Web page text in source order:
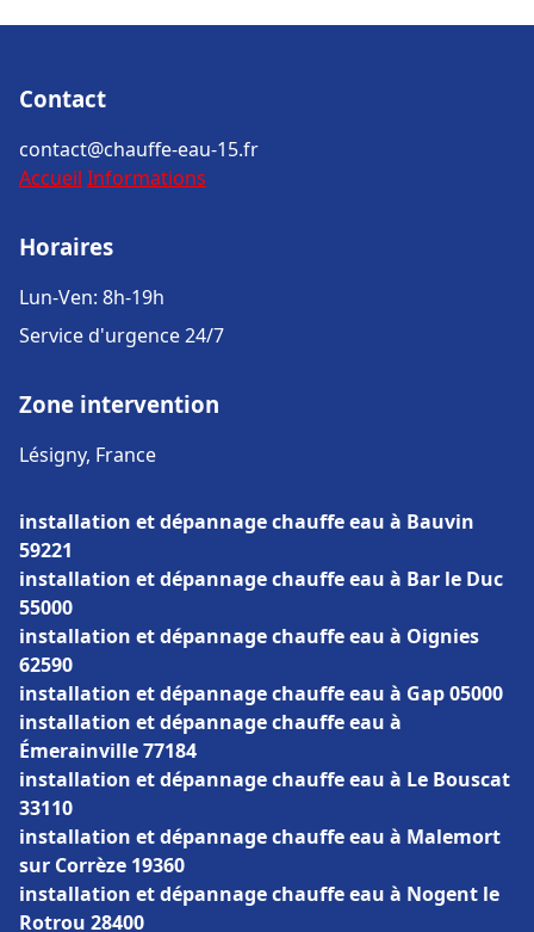
Contact
contact@chauffe-eau-15.fr
Accueil Informations
Horaires
Lun-Ven: 8h-19h
Service d'urgence 24/7
Zone intervention
Lésigny, France
installation et dépannage chauffe eau à Bauvin
59221
installation et dépannage chauffe eau à Bar le Duc
55000
installation et dépannage chauffe eau à Oignies
62590
installation et dépannage chauffe eau à Gap 05000
installation et dépannage chauffe eau à
Émerainville 77184
installation et dépannage chauffe eau à Le Bouscat
33110
installation et dépannage chauffe eau à Malemort
sur Corrèze 19360
installation et dépannage chauffe eau à Nogent le
Rotrou 28400